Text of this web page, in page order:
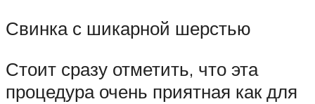
Свинка с шикарной шерстью
Стоит сразу отметить, что эта
процедура очень приятная как для